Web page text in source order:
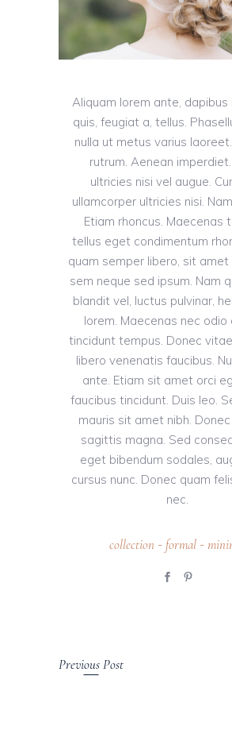
Aliquam lorem ante, dapibus
quis, feugiat a, tellus.
nulla ut metus varius
rutrum. Aenean
ultricies nisi vel augue.
ullamcorper ultricies nisi.
Etiam rhoncus. Maecenas
tellus eget condimentum
quam semper libero, sit amet
sem neque sed ipsum. Nam
blandit vel, luctus pulvinar,
lorem. Maecenas nec
tincidunt tempus. Donec
libero venenatis faucibus.
ante. Etiam sit amet orci
faucibus tincidunt. Duis leo.
mauris sit amet nibh.
sagittis magna. Sed
eget bibendum sodales,
cursus nunc. Donec quam
nec.
collection - formal-
Previous Post